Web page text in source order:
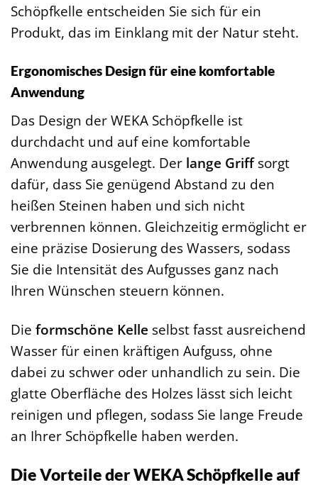
Schöpfkelle entscheiden Sie sich für ein
Produkt, das im Einklang mit der Natur steht.
Ergonomisches Design für eine komfortable
Anwendung
Das Design der WEKA Schöpfkelle ist
durchdacht und auf eine komfortable
Anwendung ausgelegt. Der lange Griffsorgt
dafür, dass Sie genügend Abstand zu den
heißen Steinen haben und sich nicht
verbrennen können. Gleichzeitig ermöglicht er
eine präzise Dosierung des Wassers, sodass
Sie die Intensität des Aufgusses ganz nach
Ihren Wünschen steuern können.
Die formschöne Kelle selbst fasst ausreichend
Wasser für einen kräftigen Aufguss, ohne
dabei zu schwer oder unhandlich zu sein. Die
glatte Oberfläche des Holzes lässt sich leicht
reinigen und pflegen, sodass Sie lange Freude
an Ihrer Schöpfkelle haben werden.
Die Vorteile der WEKA Schöpfkelle auf